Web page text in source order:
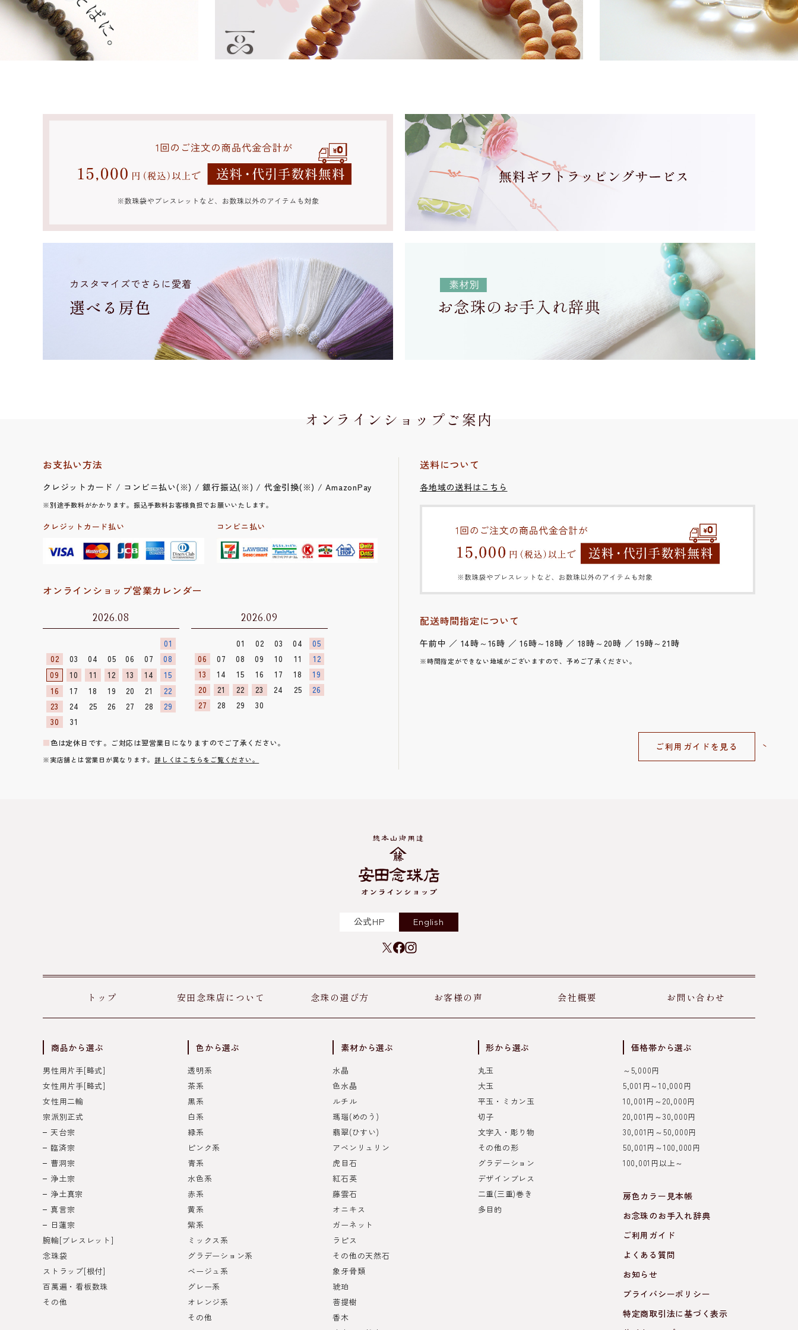
オンラインショップご案内
お支払い方法
クレジットカード / コンビニ払い(※) / 銀行振込(※) / 代金引換(※) / AmazonPay
※別途手数料がかかります。振込手数料お客様負担でお願いいたします。
クレジットカード払い コンビニ払い
オンラインショップ営業カレンダー
2026.08
01
02
03 04 05 06 07
08
09
10 11 12 13 14
15
16
17 18 19 20 21
22
23
24 25 26 27 28
29
30
31
2026.09
01 02 03 04
05
06
07 08 09 10 11
12
13
14 15 16 17 18
19
20
21 22 23 24 25
26
27
28 29 30
■色は定休日です。ご対応は翌営業日になりますのでご了承ください。
※実店舗とは営業日が異なります。 詳しくはこちらをご覧ください。
送料について
各地域の送料はこちら
配送時間指定について
午前中 ／ 14時～16時 ／ 16時～18時 ／ 18時～20時 ／ 19時～21時
※時間指定ができない地域がございますので、予めご了承ください。
ご利用ガイドを見る
公式HP English
トップ 安田念珠店について 念珠の選び方 お客様の声 会社概要 お問い合わせ
商品から選ぶ
男性用片手[略式]
女性用片手[略式]
女性用二輪
宗派別正式
天台宗
臨済宗
曹洞宗
浄土宗
浄土真宗
真言宗
日蓮宗
腕輪[ブレスレット]
念珠袋
ストラップ[根付]
百萬遍・看板数珠
その他
色から選ぶ
透明系
茶系
黒系
白系
緑系
ピンク系
青系
水色系
赤系
黄系
紫系
ミックス系
グラデーション系
ベージュ系
グレー系
オレンジ系
その他
素材から選ぶ
水晶
色水晶
ルチル
瑪瑙(めのう)
翡翠(ひすい)
アベンリュリン
虎目石
紅石英
藤雲石
オニキス
ガーネット
ラピス
その他の天然石
象牙骨類
琥珀
菩提樹
香木
形から選ぶ
丸玉
大玉
平玉・ミカン玉
切子
文字入・彫り物
その他の形
グラデーション
デザインブレス
二重(三重)巻き
多目的
価格帯から選ぶ
～5,000円
5,001円～10,000円
10,001円～20,000円
20,001円～30,000円
30,001円～50,000円
50,001円～100,000円
100,001円以上～
房色カラー見本帳
お念珠のお手入れ辞典
ご利用ガイド
よくある質問
お知らせ
プライバシーポリシー
特定商取引法に基づく表示